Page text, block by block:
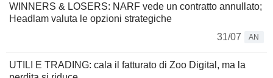
WINNERS & LOSERS: NARF vede un contratto annullato;
Headlam valuta le opzioni strategiche
31/07
AN
UTILI E TRADING: cala il fatturato di Zoo Digital, ma la